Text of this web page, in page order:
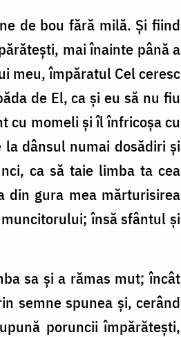
de bou fără milă. Și fiind
mai înainte până a
meu, împăratul Cel ceresc
de El, ca și eu să nu fiu
cu momeli și îl înfricoșa cu
dânsul numai dosădiri și
ca să taie limba ta cea
din gura mea mărturisirea
însă sfântul și
sa și a rămas mut; încât
semne spunea și, cerând
poruncii împărătești,